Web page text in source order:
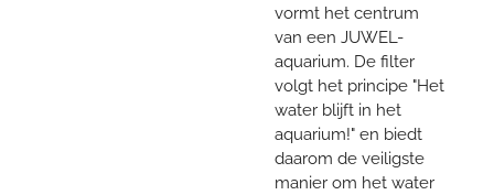
vormt het centrum
van een JUWEL-
aquarium. De filter
volgt het principe "Het
water blijft in het
aquarium!" en biedt
daarom de veiligste
manier om het water